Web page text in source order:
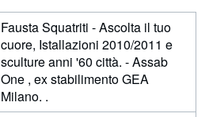
Fausta Squatriti - Ascolta il tuo
cuore, Istallazioni 2010/2011 e
sculture anni '60 città. - Assab
One , ex stabilimento GEA
Milano. .